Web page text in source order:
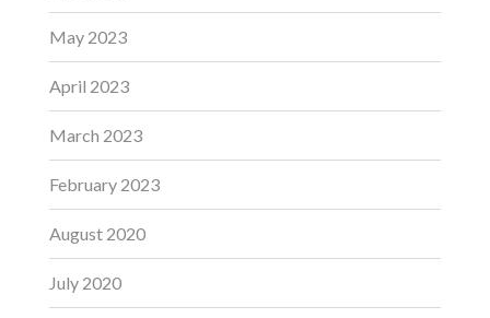
May 2023
April 2023
March 2023
February 2023
August 2020
July 2020